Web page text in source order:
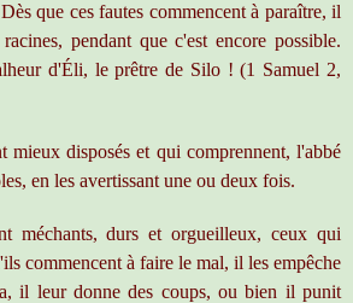
que ces fautes commencent à paraître, il
pendant que c'est encore possible.
d'Éli, le prêtre de Silo ! (1 Samuel 2,
mieux disposés et qui comprennent, l'abbé
en les avertissant une ou deux fois.
méchants, durs et orgueilleux, ceux qui
commencent à faire le mal, il les empêche
il leur donne des coups, ou bien il punit